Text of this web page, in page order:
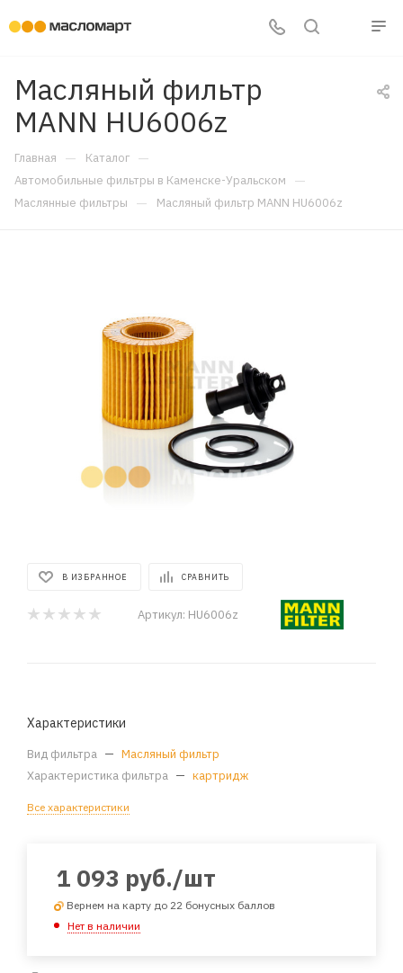
Масляный фильтр
MANN HU6006z
Главная — Каталог —
Автомобильные фильтры в Каменске-Уральском —
Маслянные фильтры — Масляный фильтр MANN HU6006z
В ИЗБРАННОЕ СРАВНИТЬ
Артикул: HU6006z
Характеристики
Вид фильтра — Масляный фильтр
Характеристика фильтра — картридж
Все характеристики
1 093 руб./шт
Вернем на карту до 22 бонусных баллов
Нет в наличии